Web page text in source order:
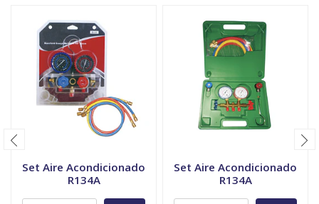
Set Aire Acondicionado
R134A
Set Aire Acondicionado
R134A